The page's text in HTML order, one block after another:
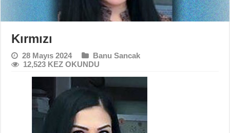
Kırmızı
28 Mayıs 2024
Banu Sancak
12,523 KEZ OKUNDU